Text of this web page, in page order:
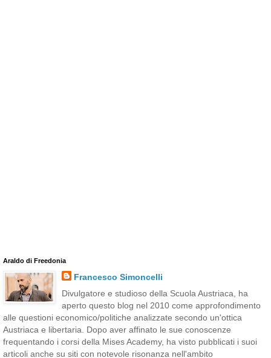
Araldo di Freedonia
Francesco Simoncelli
Divulgatore e studioso della Scuola Austriaca, ha
aperto questo blog nel 2010 come approfondimento
alle questioni economico/politiche analizzate secondo un'ottica
Austriaca e libertaria. Dopo aver affinato le sue conoscenze
frequentando i corsi della Mises Academy, ha visto pubblicati i suoi
articoli anche su siti con notevole risonanza nell'ambito